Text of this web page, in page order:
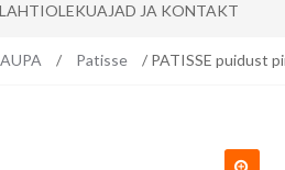
LAHTIOLEKUAJAD JA KONTAKT
/ Patisse / PATISSE puidust